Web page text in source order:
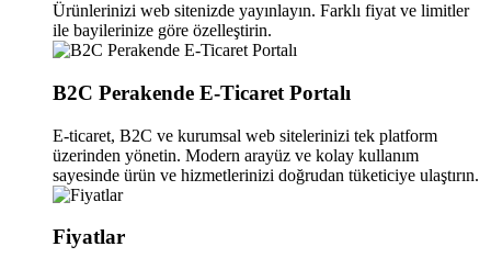
Ürünlerinizi web sitenizde yayınlayın. Farklı fiyat ve limitler
ile bayilerinize göre özelleştirin.
B2C Perakende E-Ticaret Portalı
E-ticaret, B2C ve kurumsal web sitelerinizi tek platform
üzerinden yönetin. Modern arayüz ve kolay kullanım
sayesinde ürün ve hizmetlerinizi doğrudan tüketiciye ulaştırın.
Fiyatlar